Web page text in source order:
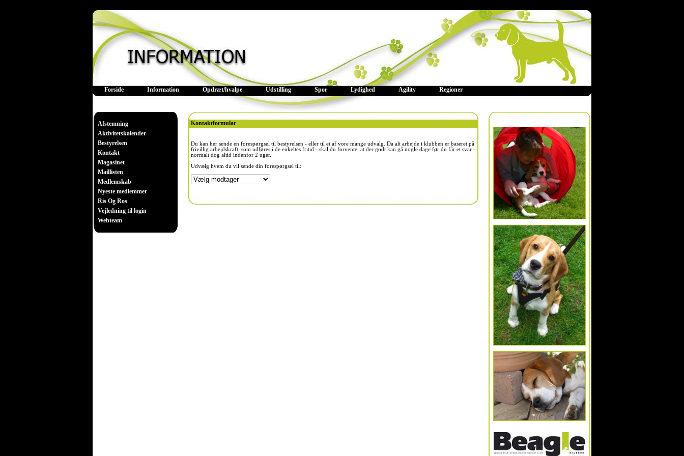
Forside Information Opdræt/hvalpe Udstilling Spor Lydighed Agility Regioner
Afstemning
Aktivitetskalender
Bestyrelsen
Kontakt
Magasinet
Maillisten
Medlemskab
Nyeste medlemmer
Ris Og Ros
Vejledning til login
Webteam
Kontaktformular
Du kan her sende en forespørgsel til bestyrelsen - eller til et af vore mange udvalg. Da alt arbejde i klubben er baseret på
frivillig arbejdskraft, som udføres i de enkeltes fritid - skal du forvente, at der godt kan gå nogle dage før du får et svar -
normalt dog altid indenfor 2 uger.
Udvælg hvem du vil sende din forespørgsel til: